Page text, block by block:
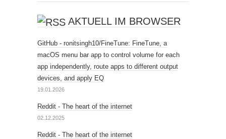
AKTUELL IM BROWSER
GitHub - ronitsingh10/FineTune: FineTune, a
macOS menu bar app to control volume for each
app independently, route apps to different output
devices, and apply EQ
19.01.2026
Reddit - The heart of the internet
02.12.2025
Reddit - The heart of the internet